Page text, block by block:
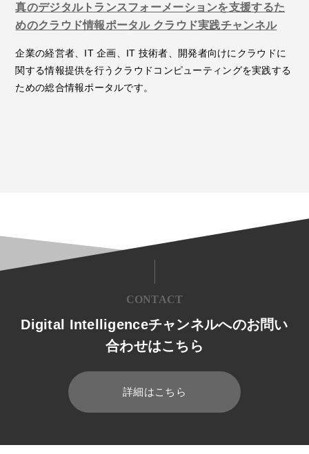
真のデジタルトランスフォーメーションを支援するた
めのクラウド情報ポータル クラウド実践チャンネル
企業の経営者、IT 企画、IT 技術者、開発者向けにクラウドに
関する情報提供を行うクラウドコンピューティングを実践する
ための総合情報ポータルです。
CONTACT
Digital Intelligenceチャンネルへのお問い
合わせはこちら
詳細はこちら